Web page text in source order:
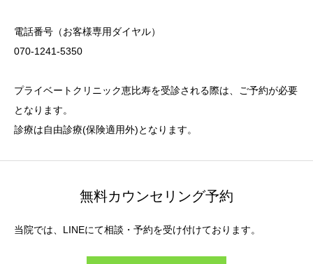
電話番号（お客様専用ダイヤル）
070-1241-5350
プライベートクリニック恵比寿を受診される際は、ご予約が必要
となります。
診療は自由診療(保険適用外)となります。
無料カウンセリング予約
当院では、LINEにて相談・予約を受け付けております。